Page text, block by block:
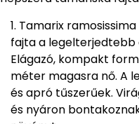
Tamarix
fajta a legelterjedtebb
Elágazó, kompakt
méter magasra nő. A
és apró tűszerűek.
és nyáron